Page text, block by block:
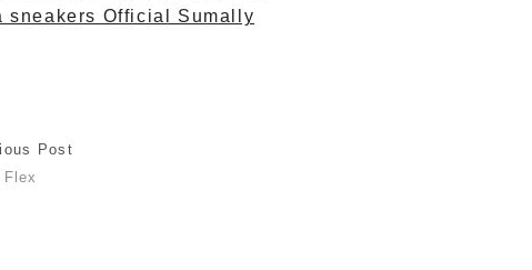
sneakers Official Sumally
Post
Flex